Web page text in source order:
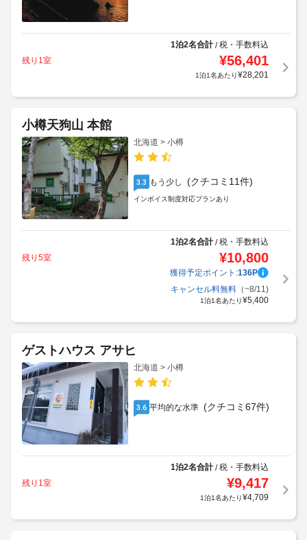
1泊2名合計/税・手数料込
残り1室
¥56,401
1泊1名あたり¥28,201
小樽天狗山 本館
北海道 > 小樽
3.3 もう少し (クチコミ11件)
インボイス制度対応プランあり
1泊2名合計/税・手数料込
残り5室
¥10,800
獲得予定ポイント:136P
キャンセル料無料（~8/11)
1泊1名あたり¥5,400
ゲストハウス アサヒ
北海道 > 小樽
3.6 平均的な水準 (クチコミ67件)
1泊2名合計/税・手数料込
残り1室
¥9,417
1泊1名あたり¥4,709